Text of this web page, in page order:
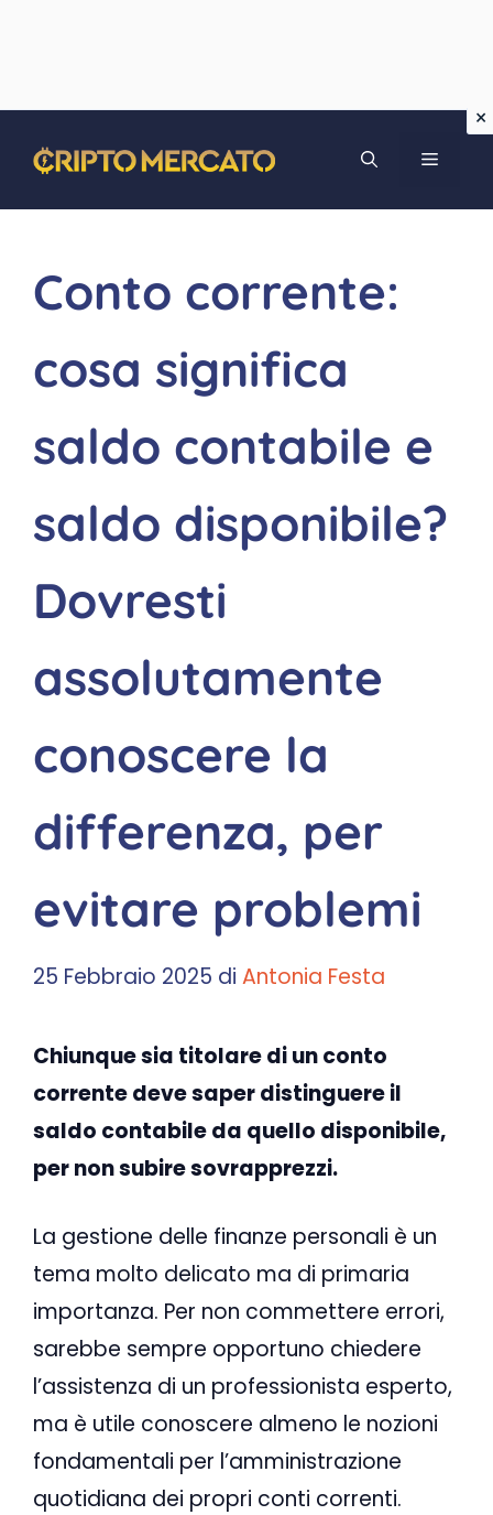
contenuto
MENU
Conto corrente:
cosa significa
saldo contabile e
saldo disponibile?
Dovresti
assolutamente
conoscere la
differenza, per
evitare problemi
25 Febbraio 2025 di Antonia Festa
Chiunque sia titolare di un conto
corrente deve saper distinguere il
saldo contabile da quello disponibile,
per non subire sovrapprezzi.
La gestione delle finanze personali è un
tema molto delicato ma di primaria
importanza. Per non commettere errori,
sarebbe sempre opportuno chiedere
l’assistenza di un professionista esperto,
ma è utile conoscere almeno le nozioni
fondamentali per l’amministrazione
quotidiana dei propri conti correnti.